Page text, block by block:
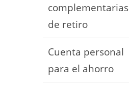
complementarias
de retiro
Cuenta personal
para el ahorro